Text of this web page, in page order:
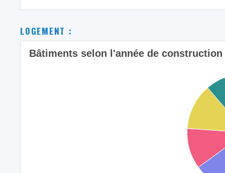
LOGEMENT :
Bâtiments selon l'année de